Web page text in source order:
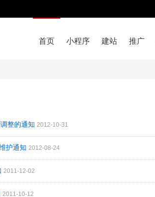
首页 小程序 建站 推广
整的通知 2012-10-31
护通知 2012-08-24
2011-12-02
2011-10-12